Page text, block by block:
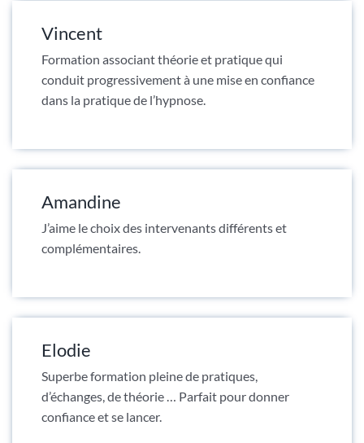
Vincent
Formation associant théorie et pratique qui
conduit progressivement à une mise en confiance
dans la pratique de l’hypnose.
Amandine
J’aime le choix des intervenants différents et
complémentaires.
Elodie
Superbe formation pleine de pratiques,
d’échanges, de théorie … Parfait pour donner
confiance et se lancer.